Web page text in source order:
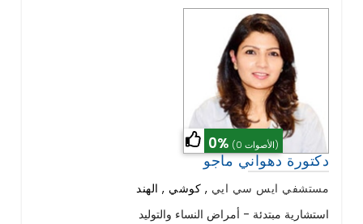
0% (0 الأصوات)
دكتورة دهواني ماجو
مستشفي ايس سي ايي , كوشي , الهند
استشارية مبتدئة - أمراض النساء والتوليد